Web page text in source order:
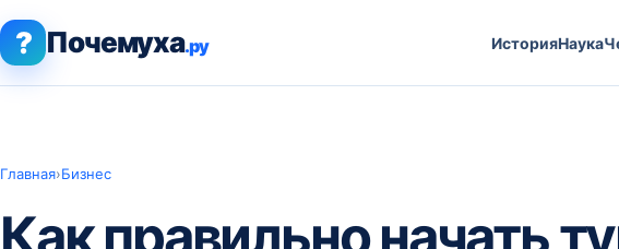
? Почемуха.ру ИсторияНаука
Главная›Бизнес
Как правильно начать